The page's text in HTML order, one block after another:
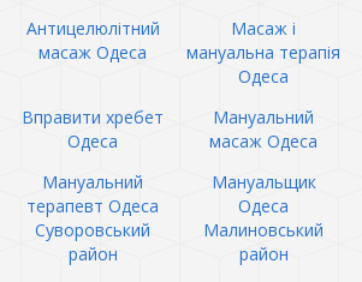
Антицелюлітний
масаж Одеса
Масаж і
мануальна терапія
Одеса
Вправити хребет
Одеса
Мануальний
масаж Одеса
Мануальний
терапевт Одеса
Суворовський
район
Мануальщик
Одеса
Малиновський
район